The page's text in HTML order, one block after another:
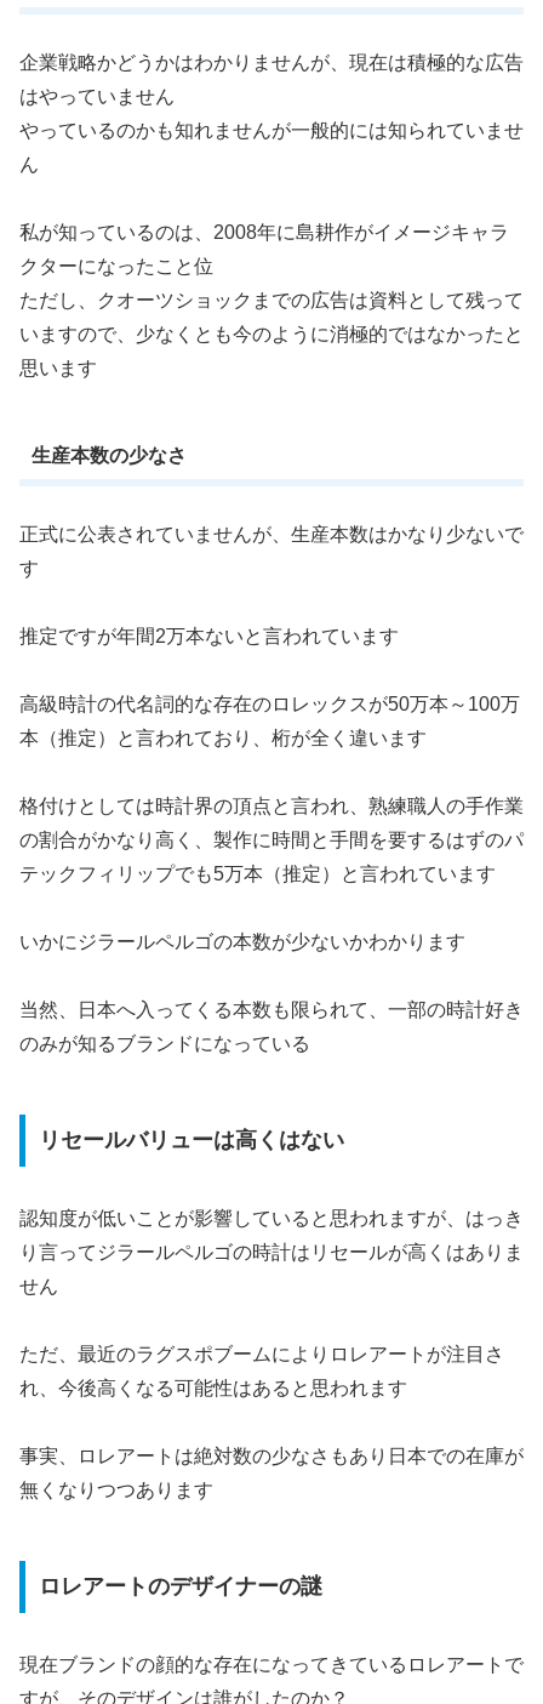
企業戦略かどうかはわかりませんが、現在は積極的な広告
はやっていません
やっているのかも知れませんが一般的には知られていませ
ん
私が知っているのは、2008年に島耕作がイメージキャラ
クターになったこと位
ただし、クオーツショックまでの広告は資料として残って
いますので、少なくとも今のように消極的ではなかったと
思います
生産本数の少なさ
正式に公表されていませんが、生産本数はかなり少ないで
す
推定ですが年間2万本ないと言われています
高級時計の代名詞的な存在のロレックスが50万本～100万
本（推定）と言われており、桁が全く違います
格付けとしては時計界の頂点と言われ、熟練職人の手作業
の割合がかなり高く、製作に時間と手間を要するはずのパ
テックフィリップでも5万本（推定）と言われています
いかにジラールペルゴの本数が少ないかわかります
当然、日本へ入ってくる本数も限られて、一部の時計好き
のみが知るブランドになっている
リセールバリューは高くはない
認知度が低いことが影響していると思われますが、はっき
り言ってジラールペルゴの時計はリセールが高くはありま
せん
ただ、最近のラグスポブームによりロレアートが注目さ
れ、今後高くなる可能性はあると思われます
事実、ロレアートは絶対数の少なさもあり日本での在庫が
無くなりつつあります
ロレアートのデザイナーの謎
現在ブランドの顔的な存在になってきているロレアートで
すが、そのデザインは誰がしたのか？